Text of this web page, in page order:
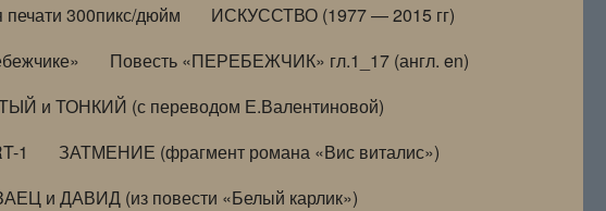
300пикс/дюйм
ИСКУССТВО (1977 — 2015 гг)
Повесть «ПЕРЕБЕЖЧИК» гл.1_17 (англ. en)
и ТОНКИЙ (с переводом Е.Валентиновой)
1
ЗАТМЕНИЕ (фрагмент романа «Вис виталис»)
и ДАВИД (из повести «Белый карлик»)